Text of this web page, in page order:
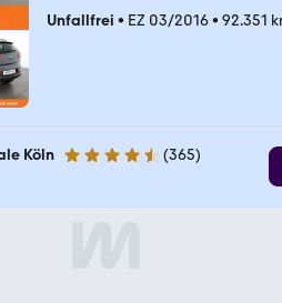
Unfallfrei • EZ 03/2016• 92.351
Köln 4.6 Sterne (365)